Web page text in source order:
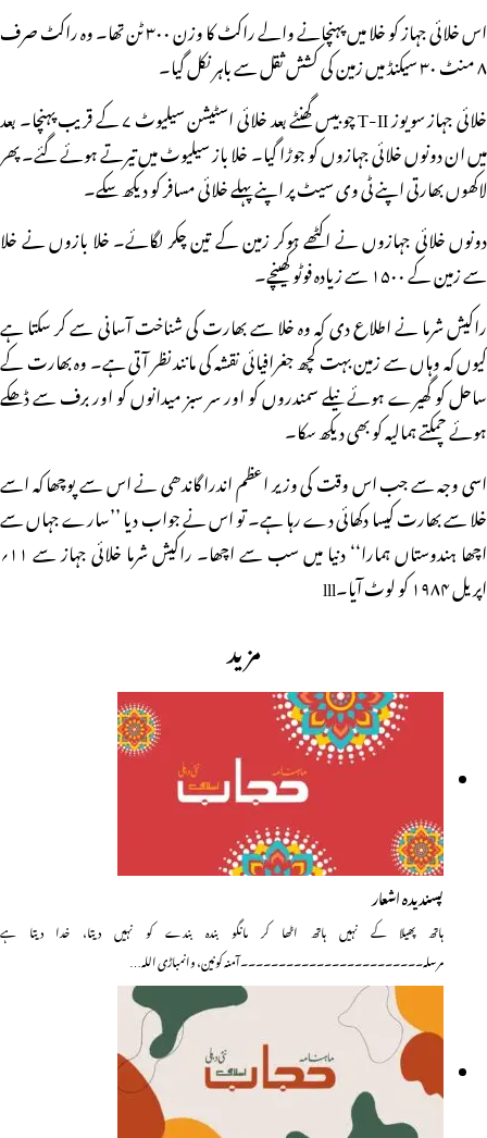
اس خلائی جہاز کو خلا میں پہنچانے والے راکٹ کا وزن ۳۰۰ ٹن تھا۔ وہ راکٹ صرف
۸ منٹ ۳۰ سیکنڈ میں زمین کی کشش ثقل سے باہر نکل گیا۔
خلائی جہاز سویوز T-II چوبیس گھنٹے بعد خلائی اسٹیشن سیلیوٹ ۷ کے قریب پہنچا۔ بعد
میں ان دونوں خلائی جہازوں کو جوڑا گیا۔ خلا باز سیلیوٹ میں تیرتے ہوئے گئے۔ پھر
لاکھوں بھارتی اپنے ٹی وی سیٹ پر اپنے پہلے خلائی مسافر کو دیکھ سکے۔
دونوں خلائی جہازوں نے اکٹھے ہوکر زمین کے تین چکر لگائے۔ خلا بازوں نے خلا
سے زمین کے ۱۵۰۰ سے زیادہ فوٹو کھینچے۔
راکیش شرما نے اطلاع دی کہ وہ خلا سے بھارت کی شناخت آسانی سے کر سکتا ہے
کیوں کہ وہاں سے زمین بہت کچھ جغرافیائی نقشہ کی مانند نظر آتی ہے۔ وہ بھارت کے
ساحل کو گھیرے ہوئے نیلے سمندروں کو اور سر سبز میدانوں کو اور برف سے ڈھکے
ہوئے چمکتے ہمالیہ کو بھی دیکھ سکا۔
اسی وجہ سے جب اس وقت کی وزیر اعظم اندرا گاندھی نے اس سے پوچھا کہ اسے
خلا سے بھارت کیسا دکھائی دے رہا ہے۔ تو اس نے جواب دیا ’’سارے جہاں سے
اچھا ہندوستاں ہمارا‘‘ دنیا میں سب سے اچھا۔ راکیش شرما خلائی جہاز سے ۱۱؍
اپریل ۱۹۸۴ کو لوٹ آیا۔lll
مزید
پسندیدہ اشعار
ہاتھ پھیلا کے نہیں ہاتھ اٹھا کر مانگو بندہ بندے کو نہیں دیتا، خدا دیتا ہے
مرسلہ۔۔۔۔۔۔۔۔۔۔۔۔۔۔۔۔۔۔۔۔۔۔۔۔آمنہ کونین، وانمباڑی اللہ…